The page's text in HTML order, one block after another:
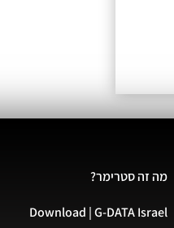
מה זה סטרימר?
Download | G-DATA Israel